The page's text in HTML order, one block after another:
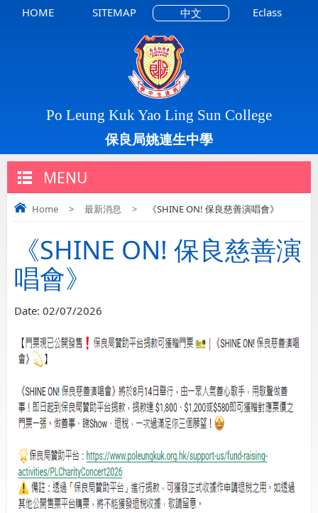
Po Leung Kuk Yao Ling Sun College
保良局姚連生中學
HOME SITEMAP 中文 Eclass
MENU
Home > 最新消息 > 《SHINE ON! 保良慈善演唱會》
《SHINE ON! 保良慈善演
唱會》
Date: 02/07/2026